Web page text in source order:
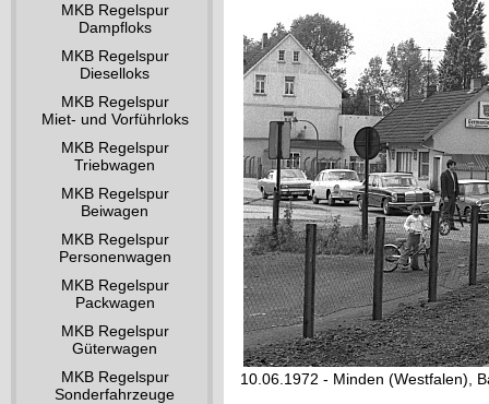
MKB Regelspur
Dampfloks
MKB Regelspur
Dieselloks
MKB Regelspur
Miet- und Vorführloks
MKB Regelspur
Triebwagen
MKB Regelspur
Beiwagen
MKB Regelspur
Personenwagen
MKB Regelspur
Packwagen
MKB Regelspur
Güterwagen
MKB Regelspur
Sonderfahrzeuge
10.06.1972 - Minden (Westfalen),